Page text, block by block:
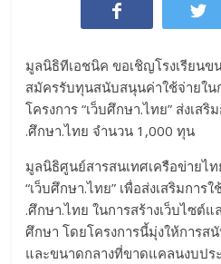
มูลนิธิทีเอชนิค ขอเชิญโรงเรียนข
สมัครรับทุนสนับสนุนค่าใช้จ่ายใน
โครงการ “เว็บศึกษา.ไทย” ส่งเสริ
.ศึกษา.ไทย จำนวน 1,000 ทุน
มูลนิธิศูนย์สารสนเทศเครือข่ายไ
“เว็บศึกษา.ไทย” เพื่อส่งเสริมก
.ศึกษา.ไทย ในการสร้างเว็บไซต์
ศึกษา โดยโครงการนี้มุ่งให้การส
และขนาดกลางที่ขาดแคลนงบป